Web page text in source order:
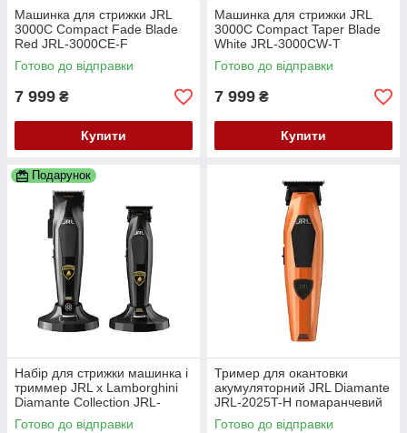
Машинка для стрижки JRL
3000C Compact Fade Blade
Red JRL-3000CE-F
Готово до відправки
7 999 ₴
Купити
Машинка для стрижки JRL
3000C Compact Taper Blade
White JRL-3000CW-T
Готово до відправки
7 999 ₴
Купити
Подарунок
Набір для стрижки машинка і
триммер JRL x Lamborghini
Diamante Collection JRL-
DI2025B бездротовий
Готово до відправки
Тример для окантовки
акумуляторний JRL Diamante
JRL-2025T-H помаранчевий
8200 об/хв T-лезо
Готово до відправки